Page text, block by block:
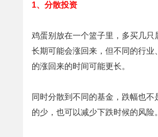
1、分散投资
鸡蛋别放在一个篮子里，多买几
长期可能会涨回来，但不同的行
的涨回来的时间可能更长。
同时分散到不同的基金，跌幅也
的少，也可以减少下跌时候的风险。